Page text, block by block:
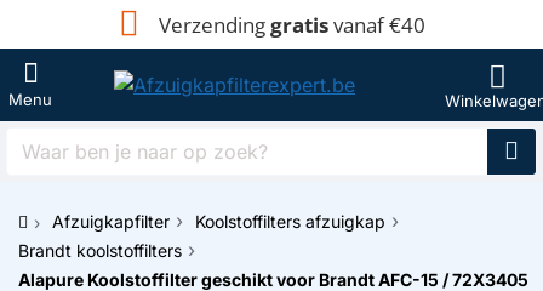
Verzendinggratisvanaf €40
Waar
naar
op
zoek?
h
o
Afzuigkapfilter
Koolstoffilters afzuigkap
Brandt koolstoffilters
Alapure Koolstoffilter geschikt voor Brandt AFC-15 / 72X3405